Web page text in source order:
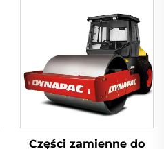
Części zamienne do